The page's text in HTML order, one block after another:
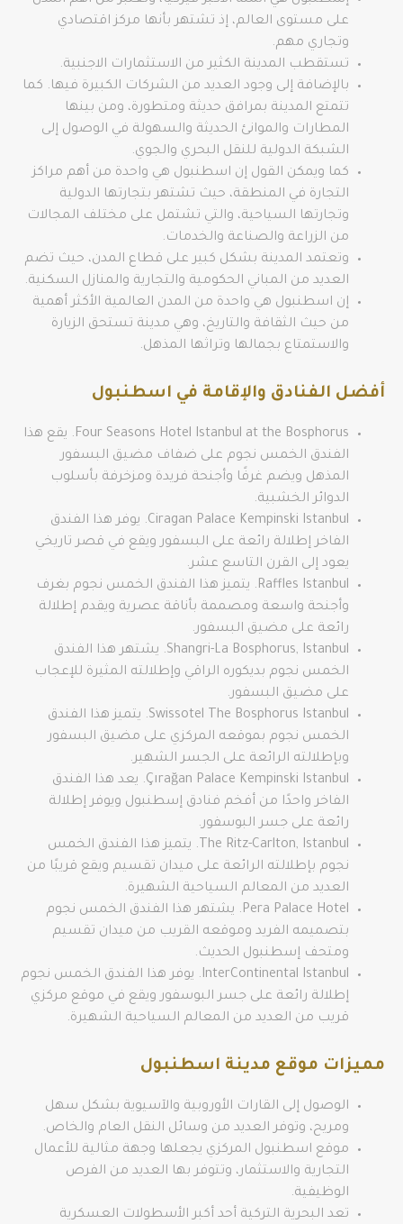
على مستوى العالم، إذ تشتهر بأنها مركز اقتصادي
وتجاري مهم.
تستقطب المدينة الكثير من الاستثمارات الاجنبية.
بالإضافة إلى وجود العديد من الشركات الكبيرة فيها. كما
تتمتع المدينة بمرافق حديثة ومتطورة، ومن بينها
المطارات والموانئ الحديثة والسهولة في الوصول إلى
الشبكة الدولية للنقل البحري والجوي.
كما ويمكن القول إن اسطنبول هي واحدة من أهم مراكز
التجارة في المنطقة، حيث تشتهر بتجارتها الدولية
وتجارتها السياحية، والتي تشتمل على مختلف المجالات
من الزراعة والصناعة والخدمات.
وتعتمد المدينة بشكل كبير على قطاع المدن، حيث تضم
العديد من المباني الحكومية والتجارية والمنازل السكنية.
إن اسطنبول هي واحدة من المدن العالمية الأكثر أهمية
من حيث الثقافة والتاريخ، وهي مدينة تستحق الزيارة
والاستمتاع بجمالها وتراثها المذهل.
أفضل الفنادق والإقامة في اسطنبول
Four Seasons Hotel Istanbul at the Bosphorus. يقع هذا
الفندق الخمس نجوم على ضفاف مضيق البسفور
المذهل ويضم غرفًا وأجنحة فريدة ومزخرفة بأسلوب
الدوائر الخشبية.
Ciragan Palace Kempinski Istanbul. يوفر هذا الفندق
الفاخر إطلالة رائعة على البسفور ويقع في قصر تاريخي
يعود إلى القرن التاسع عشر.
Raffles Istanbul. يتميز هذا الفندق الخمس نجوم بغرف
وأجنحة واسعة ومصممة بأناقة عصرية ويقدم إطلالة
رائعة على مضيق البسفور.
Shangri-La Bosphorus, Istanbul. يشتهر هذا الفندق
الخمس نجوم بديكوره الراقي وإطلالته المثيرة للإعجاب
على مضيق البسفور.
Swissotel The Bosphorus Istanbul. يتميز هذا الفندق
الخمس نجوم بموقعه المركزي على مضيق البسفور
وبإطلالته الرائعة على الجسر الشهير.
Çırağan Palace Kempinski Istanbul. يعد هذا الفندق
الفاخر واحدًا من أفخم فنادق إسطنبول ويوفر إطلالة
رائعة على جسر البوسفور.
The Ritz-Carlton, Istanbul. يتميز هذا الفندق الخمس
نجوم بإطلالته الرائعة على ميدان تقسيم ويقع قريبًا من
العديد من المعالم السياحية الشهيرة.
Pera Palace Hotel. يشتهر هذا الفندق الخمس نجوم
بتصميمه الفريد وموقعه القريب من ميدان تقسيم
ومتحف إسطنبول الحديث.
InterContinental Istanbul. يوفر هذا الفندق الخمس نجوم
إطلالة رائعة على جسر البوسفور ويقع في موقع مركزي
قريب من العديد من المعالم السياحية الشهيرة.
مميزات موقع مدينة اسطنبول
الوصول إلى القارات الأوروبية والآسيوية بشكل سهل
ومريح، وتوفر العديد من وسائل النقل العام والخاص.
موقع اسطنبول المركزي يجعلها وجهة مثالية للأعمال
التجارية والاستثمار، وتتوفر بها العديد من الفرص
الوظيفية.
تعد البحرية التركية أحد أكبر الأسطولات العسكرية